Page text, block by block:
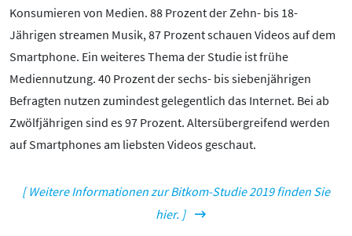
Konsumieren von Medien. 88 Prozent der Zehn- bis 18-
Jährigen streamen Musik, 87 Prozent schauen Videos auf dem
Smartphone. Ein weiteres Thema der Studie ist frühe
Mediennutzung. 40 Prozent der sechs- bis siebenjährigen
Befragten nutzen zumindest gelegentlich das Internet. Bei ab
Zwölfjährigen sind es 97 Prozent. Altersübergreifend werden
auf Smartphones am liebsten Videos geschaut.
[ Weitere Informationen zur Bitkom-Studie 2019 finden Sie
hier. ]